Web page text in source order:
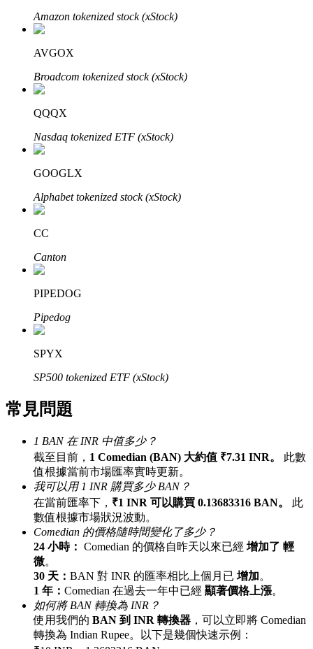
學習理財
Bitrue渠道合伙人
最高達65%佣金！
邀请好友
邀請朋友獲得現金獎勵
BTC 專享獎勵
Amazon tokenized stock (xStock)
AVGOX
Broadcom tokenized stock (xStock)
QQQX
Nasdaq tokenized ETF (xStock)
GOOGLX
Alphabet tokenized stock (xStock)
CC
Canton
PIPEDOG
Pipedog
SPYX
SP500 tokenized ETF (xStock)
常見問題
1 BAN 在 INR 中值多少？
截至目前， 1 Comedian (BAN) 大約值 ₹7.31 INR。
此數
值根據當前市場匯率實時更新。
我可以用 1 INR 購買多少 BAN？
在當前匯率下， ₹1 INR 可以購買 0.13683316 BAN。
此
數值根據市場狀況波動。
Comedian 的價格隨時間變化了多少？
24 小時： Comedian 的價格自昨天以來已經 增加了 輕
微。
30 天： BAN 對 INR 的匯率相比上個月已 增加。
1 年： Comedian 在過去一年中已經 顯著價格上漲。
如何將 BAN 轉換為 INR？
使用我們的 BAN 到 INR 轉換器 ，可以立即將 Comedian
轉換為 Indian Rupee。以下是幾個快速示例：